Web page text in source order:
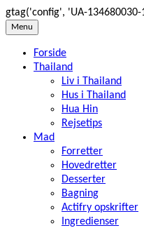
gtag('config', 'UA-134680030-
Skip
content
Menu
Forside
Thailand
Liv i Thailand
Hus i Thailand
Hua Hin
Rejsetips
Mad
Forretter
Hovedretter
Desserter
Bagning
Actifry opskrifter
Ingredienser